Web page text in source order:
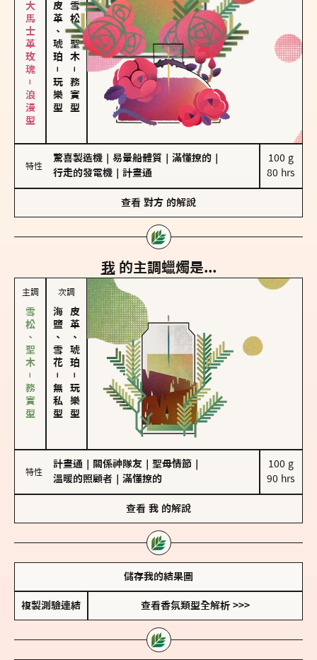
大馬士革玫瑰－浪漫型 皮革、琥珀
－
玩樂型
雪松、聖木
－
務實型
特性
驚喜製造機 易暈船體質 滿懂撩的
行走的發電機
計畫通
100 g
80 hrs
查看 對方 的解說
我 的主調蠟燭是...
主調
雪松、聖木－務實型
次調
海鹽、雪花
－
無私型
皮革、琥珀
－
玩樂型
特性
計畫通 關係神隊友 聖母情節
溫暖的照顧者
滿懂撩的
100 g
90 hrs
查看 我 的解說
儲存我的結果圖
複製測驗連結 查看香氛類型全解析 >>>